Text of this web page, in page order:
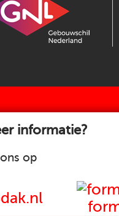
informatie?
op